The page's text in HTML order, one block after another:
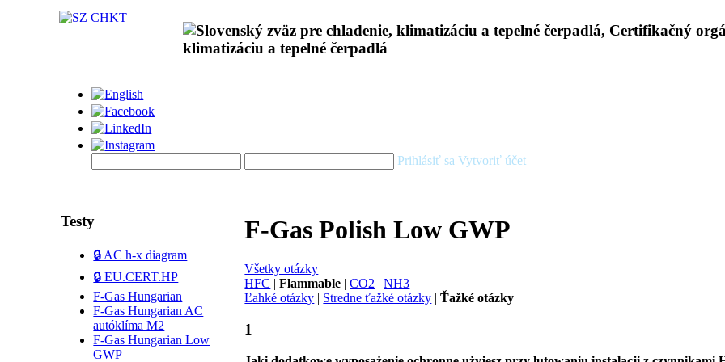
Prihlásiť sa Vytvoriť účet
Testy
🔒 AC h-x diagram
🔒 EU.CERT.HP
F-Gas Hungarian
F-Gas Hungarian AC
autóklíma M2
F-Gas Hungarian Low
GWP
F-Gas Polish Low GWP
Všetky otázky
HFC |Flammable |CO2 |NH3
Ľahké otázky | Stredne ťažké otázky |Ťažké otázky
1